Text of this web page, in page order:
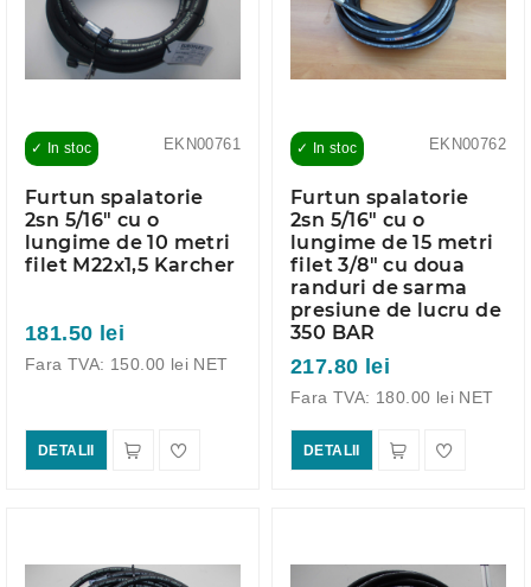
EKN00761
✓ In stoc
Furtun spalatorie
2sn 5/16" cu o
lungime de 10 metri
filet M22x1,5 Karcher
181.50 lei
Fara TVA: 150.00 lei NET
DETALII
EKN00762
✓ In stoc
Furtun spalatorie
2sn 5/16" cu o
lungime de 15 metri
filet 3/8" cu doua
randuri de sarma
presiune de lucru de
350 BAR
217.80 lei
Fara TVA: 180.00 lei NET
DETALII